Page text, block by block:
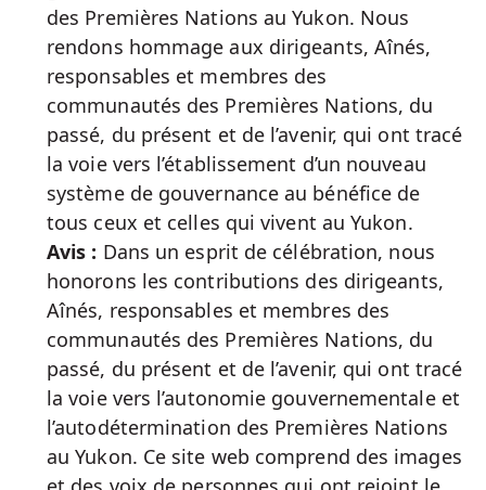
des Premières Nations au Yukon. Nous
rendons hommage aux dirigeants, Aînés,
responsables et membres des
communautés des Premières Nations, du
passé, du présent et de l’avenir, qui ont tracé
la voie vers l’établissement d’un nouveau
système de gouvernance au bénéfice de
tous ceux et celles qui vivent au Yukon.
Avis : Dans un esprit de célébration, nous
honorons les contributions des dirigeants,
Aînés, responsables et membres des
communautés des Premières Nations, du
passé, du présent et de l’avenir, qui ont tracé
la voie vers l’autonomie gouvernementale et
l’autodétermination des Premières Nations
au Yukon. Ce site web comprend des images